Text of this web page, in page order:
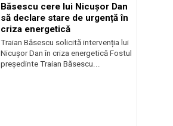
Băsescu cere lui Nicușor Dan
să declare stare de urgență în
criza energetică
Traian Băsescu solicită intervenția lui
Nicușor Dan în criza energetică Fostul
președinte Traian Băsescu...